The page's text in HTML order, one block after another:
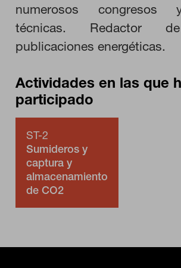
numerosos congresos
técnicas. Redactor
publicaciones energéticas.
Actividades en las que
participado
ST-2
Sumideros y
captura y
almacenamiento
de CO2
Puedes volver a configurar tus cookies desde la
de cookies" al pie de la página. También puedes